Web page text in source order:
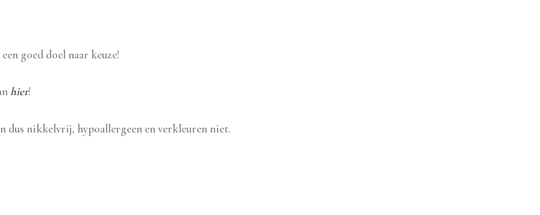
goed doel naar keuze!
hier!
dus nikkelvrij, hypoallergeen en verkleuren niet.